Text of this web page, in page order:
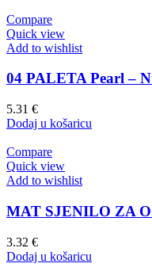
Compare
Quick view
Add to wishlist
04 PALETA Pearl –
5.31 €
Dodaj u košaricu
Compare
Quick view
Add to wishlist
MAT SJENILO ZA
3.32 €
Dodaj u košaricu